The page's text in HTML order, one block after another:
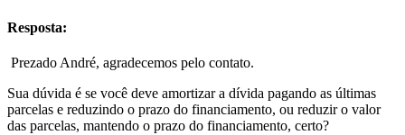
Resposta:
Prezado André, agradecemos pelo contato.
Sua dúvida é se você deve amortizar a dívida pagando as últimas
parcelas e reduzindo o prazo do financiamento, ou reduzir o valor
das parcelas, mantendo o prazo do financiamento, certo?